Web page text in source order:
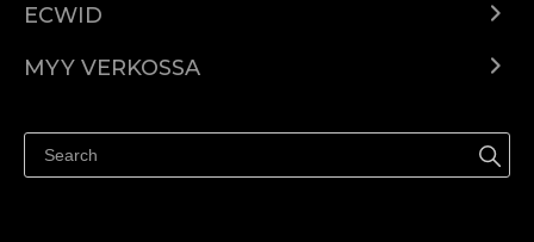
ECWID
Hinnoittelu
MYY VERKOSSA
Myy Facebookissa
Myy Instagramissa